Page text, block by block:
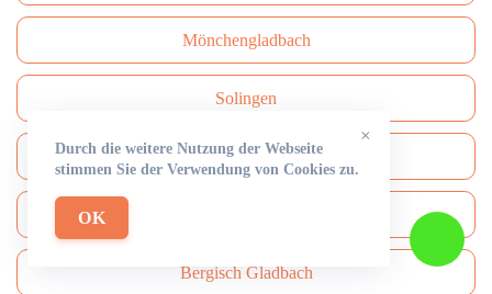
Mönchengladbach
Solingen
Paderborn
Bergisch Gladbach
×
Durch die weitere Nutzung der Webseite
stimmen Sie der Verwendung von Cookies zu.
OK